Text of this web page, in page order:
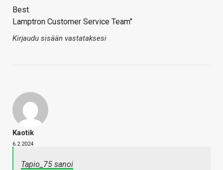
Best
Lamptron Customer Service Team"
Kirjaudu sisään vastataksesi
Kaotik
6.2.2024
Tapio_75 sanoi